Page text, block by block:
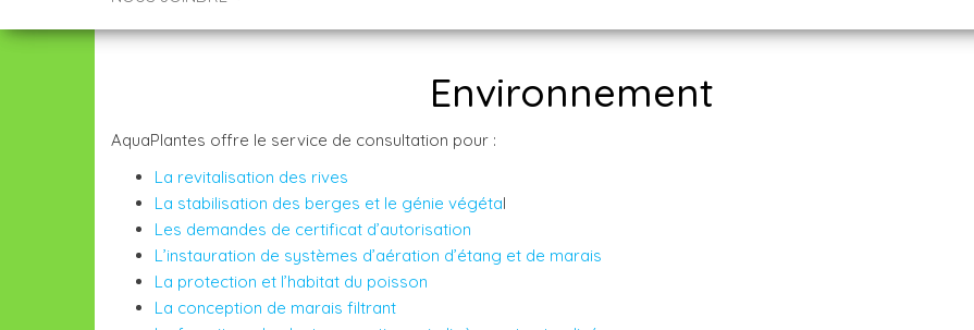
Environnement
AquaPlantes offre le service de consultation pour :
La revitalisation des rives
La stabilisation des berges et le génie végétal
Les demandes de certificat d’autorisation
L’instauration de systèmes d’aération d’étang et de marais
La protection et l’habitat du poisson
La conception de marais filtrant